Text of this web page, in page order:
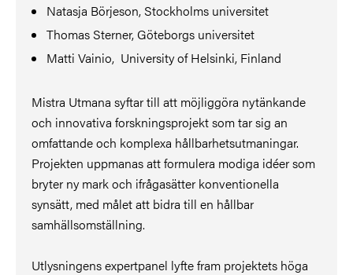
Natasja Börjeson, Stockholms universitet
Thomas Sterner, Göteborgs universitet
Matti Vainio, University of Helsinki, Finland
Mistra Utmana syftar till att möjliggöra nytänkande
och innovativa forskningsprojekt som tar sig an
omfattande och komplexa hållbarhetsutmaningar.
Projekten uppmanas att formulera modiga idéer som
bryter ny mark och ifrågasätter konventionella
synsätt, med målet att bidra till en hållbar
samhällsomställning.
Utlysningens expertpanel lyfte fram projektets höga